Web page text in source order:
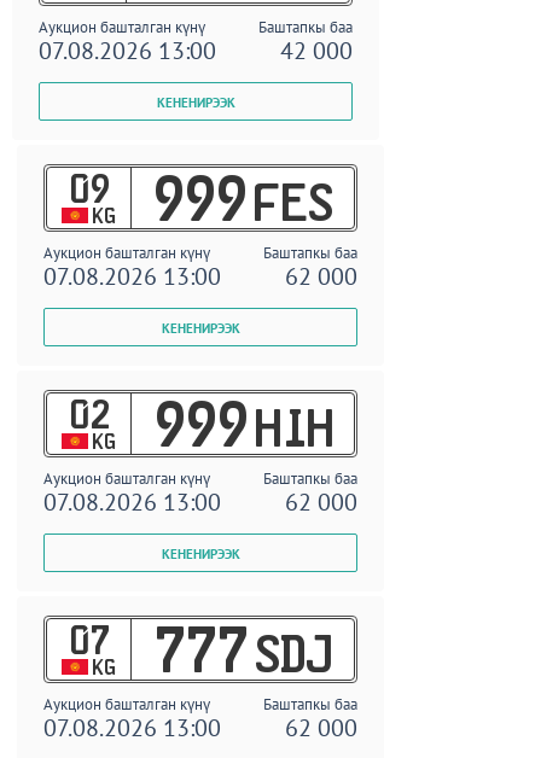
Аукцион башталган күнү Баштапкы баа
07.08.2026 13:00 42 000
09
KG 999 FES
Аукцион башталган күнү Баштапкы баа
07.08.2026 13:00 62 000
02
KG 999 HIH
Аукцион башталган күнү Баштапкы баа
07.08.2026 13:00 62 000
07
KG 777 SDJ
Аукцион башталган күнү Баштапкы баа
07.08.2026 13:00 62 000